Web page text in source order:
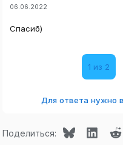
06.06.2022
Спасиб)
1 из 2
Для ответа нужно
Поделиться: Bluesky